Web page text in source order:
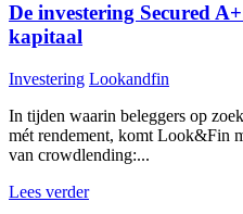
De investering Secured
kapitaal
Investering Lookandfin
In tijden waarin beleggers op
mét rendement, komt Look&Fin
van crowdlending:...
Lees verder